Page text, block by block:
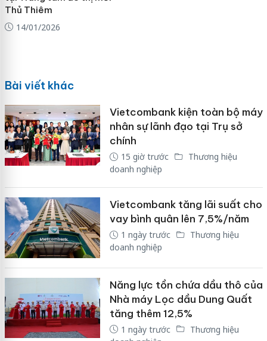
Thủ Thiêm
14/01/2026
Bài viết khác
Vietcombank kiện toàn bộ máy
nhân sự lãnh đạo tại Trụ sở
chính
15 giờ trước
Thương hiệu
doanh nghiệp
Vietcombank tăng lãi suất cho
vay bình quân lên 7,5%/năm
1 ngày trước
Thương hiệu
doanh nghiệp
Năng lực tồn chứa dầu thô của
Nhà máy Lọc dầu Dung Quất
tăng thêm 12,5%
1 ngày trước
Thương hiệu